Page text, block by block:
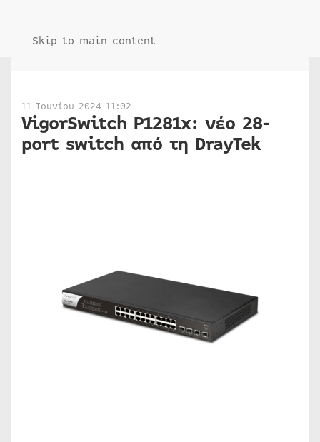
Skip to main content
11 Ιουνίου 2024 11:02
VigorSwitch P1281x: νέο 28-
port switch από τη DrayTek